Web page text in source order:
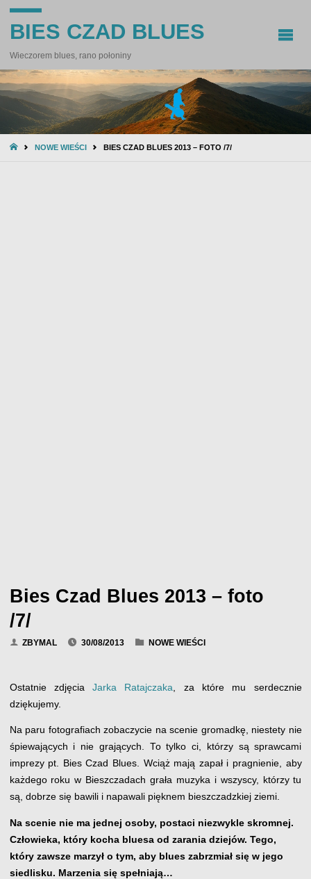
BIES CZAD BLUES
Wieczorem blues, rano połoniny
STRONANOWE WIEŚCI BIES CZAD BLUES 2013 – FOTO /7/
Bies Czad Blues 2013 – foto
/7/
ZBYMAL 30/08/2013 NOWE WIEŚCI
Ostatnie zdjęciaJarka Ratajczaka , za które mu serdecznie
dziękujemy.
Na paru fotografiach zobaczycie na scenie gromadkę, niestety nie
śpiewających i nie grających. To tylko ci, którzy są sprawcami
imprezy pt. Bies Czad Blues. Wciąż mają zapał i pragnienie, aby
każdego roku w Bieszczadach grała muzyka i wszyscy, którzy tu
są, dobrze się bawili i napawali pięknem bieszczadzkiej ziemi.
Na scenie nie ma jednej osoby, postaci niezwykle skromnej.
Człowieka, który kocha bluesa od zarania dziejów. Tego,
który zawsze marzył o tym, aby blues zabrzmiał się w jego
siedlisku. Marzenia się spełniają…